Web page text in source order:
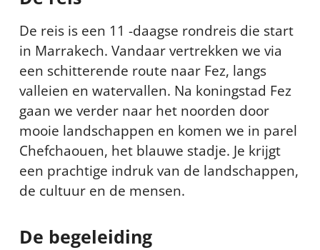
De reis is een 11 -daagse rondreis die start
in Marrakech. Vandaar vertrekken we via
een schitterende route naar Fez, langs
valleien en watervallen. Na koningstad Fez
gaan we verder naar het noorden door
mooie landschappen en komen we in parel
Chefchaouen, het blauwe stadje. Je krijgt
een prachtige indruk van de landschappen,
de cultuur en de mensen.
De begeleiding